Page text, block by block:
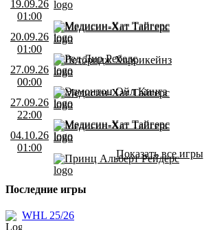
19.09.26
01:00
Медисин-Хат Тайгерс
20.09.26
01:00
Медисин-Хат Тайгерс
Летбридж Харрикейнз
27.09.26
00:00
Ред Дир Ребелс
Медисин-Хат Тайгерс
27.09.26
22:00
Эдмонтон Ойл Кингз
Медисин-Хат Тайгерс
04.10.26
01:00
Медисин-Хат Тайгерс
Принц Альберт Рейдерс
Показать все игры
Последние игры
WHL 25/26